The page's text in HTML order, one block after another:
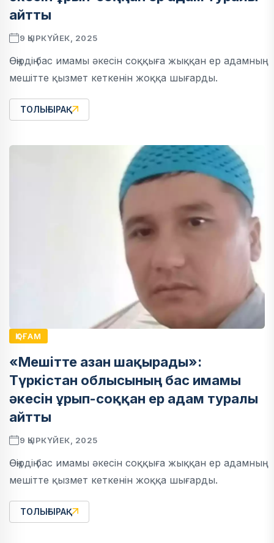
айтты
9 ҚЫРКҮЙЕК, 2025
Өңірдің бас имамы әкесін соққыға жыққан ер адамның
мешітте қызмет кеткенін жоққа шығарды.
ТОЛЫҒЫРАҚ
ҚОҒАМ
«Мешітте азан шақырады»:
Түркістан облысының бас имамы
әкесін ұрып-соққан ер адам туралы
айтты
9 ҚЫРКҮЙЕК, 2025
Өңірдің бас имамы әкесін соққыға жыққан ер адамның
мешітте қызмет кеткенін жоққа шығарды.
ТОЛЫҒЫРАҚ